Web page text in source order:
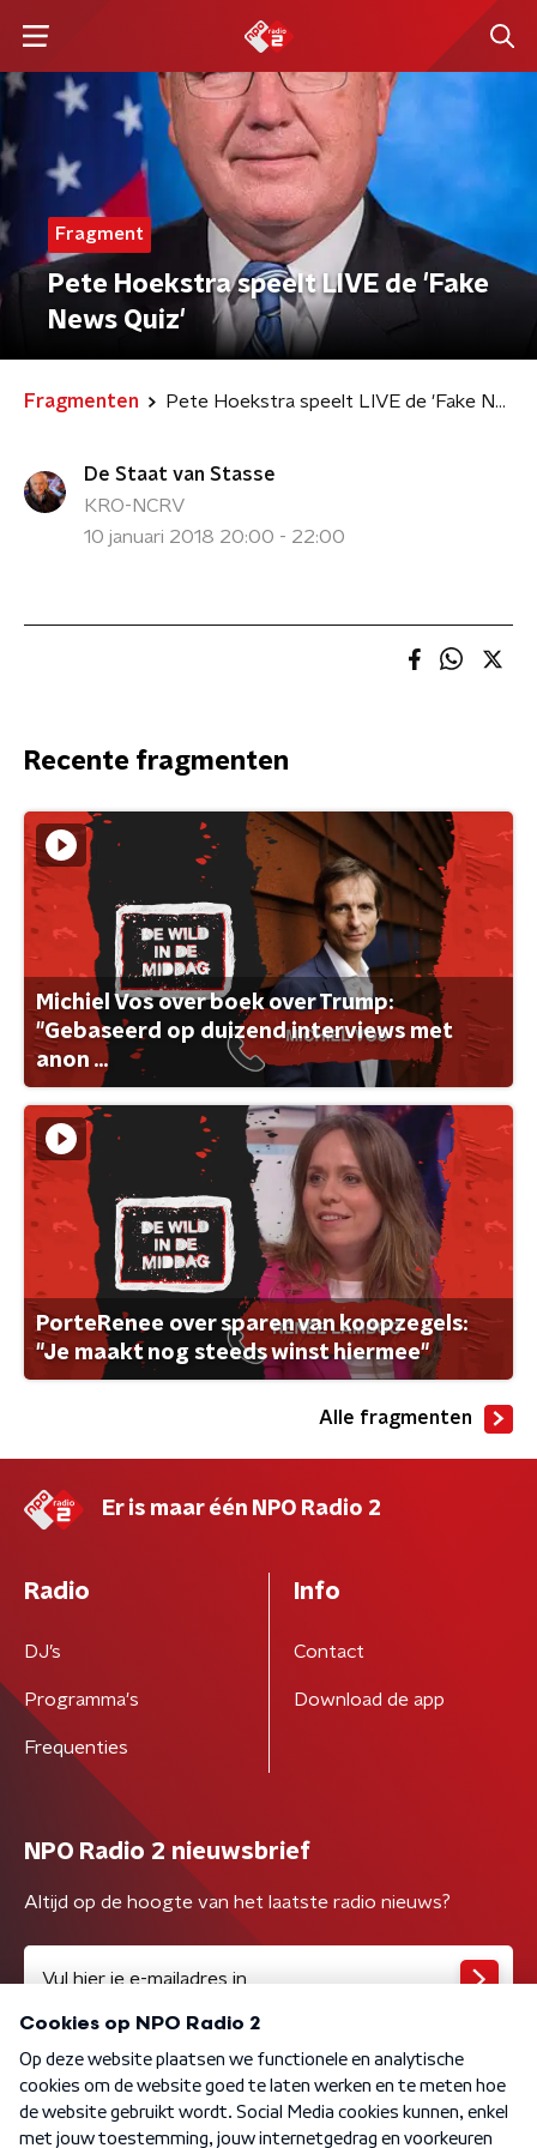
Fragment
Pete Hoekstra speelt LIVE de 'Fake
News Quiz'
Fragmenten Pete Hoekstra speelt LIVE de 'Fake News Quiz'
De Staat van Stasse
KRO-NCRV
10 januari 2018 20:00 - 22:00
Recente fragmenten
Michiel Vos over boek over Trump:
"Gebaseerd op duizend interviews met
anon ...
PorteRenee over sparen van koopzegels:
"Je maakt nog steeds winst hiermee"
Alle fragmenten
Er is maar één NPO Radio 2
Radio
DJ’s
Programma's
Frequenties
Info
Contact
Download de app
NPO Radio 2 nieuwsbrief
Altijd op de hoogte van het laatste radio nieuws?
Algemene voorwaarden